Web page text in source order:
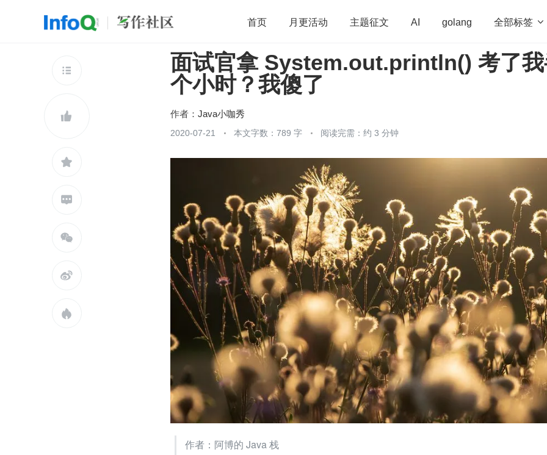
首页 月更活动 主题征文 AI golang 全部标签 
开源 架构 OpenHarmony 算法 学习方法 Web3.0 高
团队管理 程序员
查看更多







面试官拿 System.out.println() 考了
个小时？我傻了
作者： Java小咖秀
2020-07-21 本文字数：789 字 阅读完需：约 3 分钟
作者：阿博的 Java 栈